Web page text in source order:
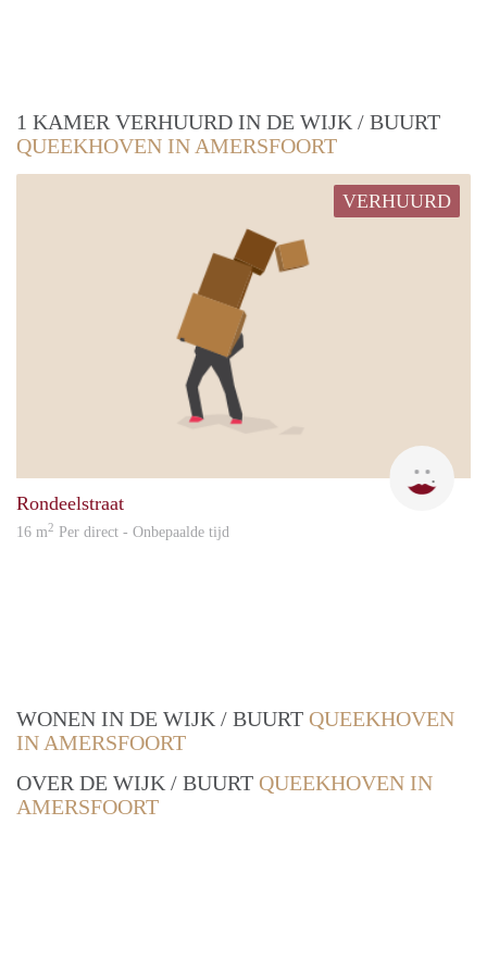
1 KAMER VERHUURD IN DE WIJK / BUURT
QUEEKHOVEN IN AMERSFOORT
VERHUURD
Rondeelstraat
16 m2 Per direct - Onbepaalde tijd
WONEN IN DE WIJK / BUURT QUEEKHOVEN
IN AMERSFOORT
OVER DE WIJK / BUURT QUEEKHOVEN IN
AMERSFOORT